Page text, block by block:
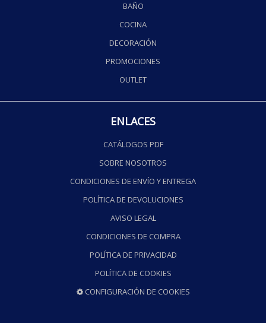
BAÑO
COCINA
DECORACIÓN
PROMOCIONES
OUTLET
ENLACES
CATÁLOGOS PDF
SOBRE NOSOTROS
CONDICIONES DE ENVÍO Y ENTREGA
POLÍTICA DE DEVOLUCIONES
AVISO LEGAL
CONDICIONES DE COMPRA
POLÍTICA DE PRIVACIDAD
POLÍTICA DE COOKIES
CONFIGURACIÓN DE COOKIES